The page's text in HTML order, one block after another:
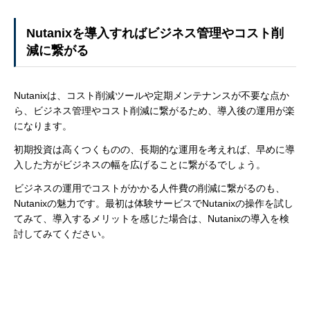
Nutanixを導入すればビジネス管理やコスト削
減に繋がる
Nutanixは、コスト削減ツールや定期メンテナンスが不要な点か
ら、ビジネス管理やコスト削減に繋がるため、導入後の運用が楽
になります。
初期投資は高くつくものの、長期的な運用を考えれば、早めに導
入した方がビジネスの幅を広げることに繋がるでしょう。
ビジネスの運用でコストがかかる人件費の削減に繋がるのも、
Nutanixの魅力です。最初は体験サービスでNutanixの操作を試し
てみて、導入するメリットを感じた場合は、Nutanixの導入を検
討してみてください。